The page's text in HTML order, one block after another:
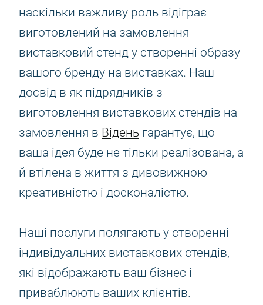
наскільки важливу роль відіграє
виготовлений на замовлення
виставковий стенд у створенні образу
вашого бренду на виставках. Наш
досвід в як підрядників з
виготовлення виставкових стендів на
замовлення в Відень гарантує, що
ваша ідея буде не тільки реалізована, а
й втілена в життя з дивовижною
креативністю і досконалістю.
Наші послуги полягають у створенні
індивідуальних виставкових стендів,
які відображають ваш бізнес і
приваблюють ваших клієнтів.